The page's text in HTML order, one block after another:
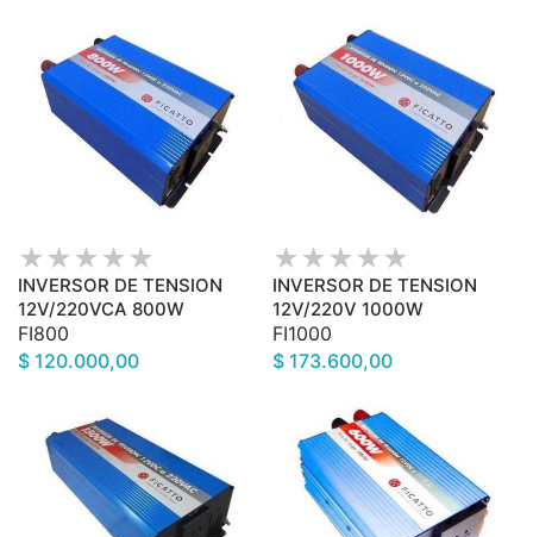
INVERSOR DE TENSION
12V/220VCA 800W
FI800
$ 120.000,00
INVERSOR DE TENSION
12V/220V 1000W
FI1000
$ 173.600,00